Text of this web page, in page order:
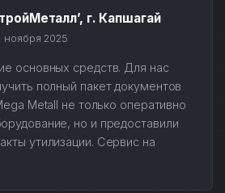
г. Капшагай
ноября 2025
основных средств. Для нас
полный пакет документов
Metall не только оперативно
но и предоставили
утилизации. Сервис на